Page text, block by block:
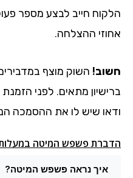
הלקוח חייב לבצע מספר
אחוזי ההצלחה.
חשוב! השוק מוצף
ברישיון מתאים. לפני
ודאו שיש לו את ההסמכה
הדברת פשפש המיטה
איך נראה פשפש המיטה?